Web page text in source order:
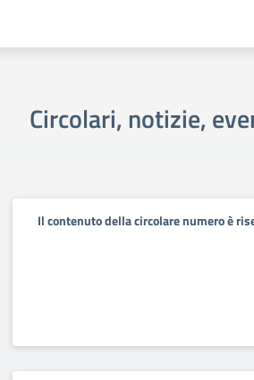
Circolari, notizie,
Il contenuto della circolare numero è